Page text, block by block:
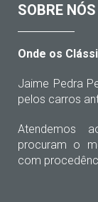
SOBRE NÓS
Onde os
Jaime Pedra
pelos carros
Atendemos
procuram o
com